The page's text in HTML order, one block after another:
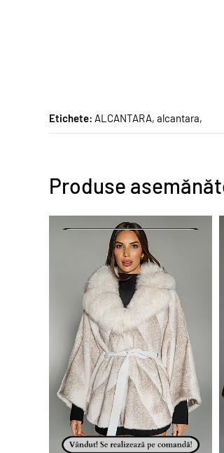
Etichete: ALCANTARA, alcantara,
Produse